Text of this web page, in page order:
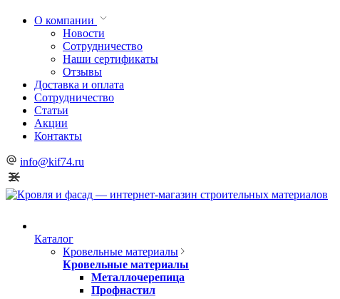
О компании
Новости
Сотрудничество
Наши сертификаты
Отзывы
Доставка и оплата
Сотрудничество
Статьи
Акции
Контакты
info@kif74.ru
Каталог
Кровельные материалы
Кровельные материалы
Металлочерепица
Профнастил